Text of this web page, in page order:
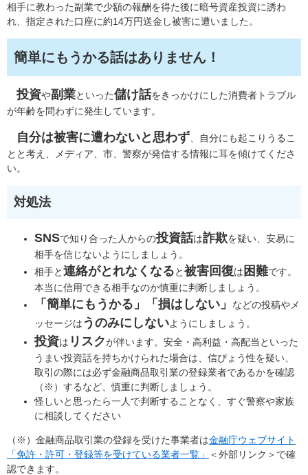
相手に教わった副業で少額の報酬を得た後に暗号資産投資に誘わ
れ、指定された口座に約14万円送金し被害に遭いました。
簡単にもうかる話はありません！
​投資や副業といった儲け話をきっかけにした消費者トラブル
が年齢を問わずに発生しています。
自分は被害に遭わないと思わず 、自分にも起こりうるこ
とと考え、メディア、市、警察が発信する情報に耳を傾けてくださ
い。
対処法
SNSで知り合った人からの投資話は詐欺を疑い、安易に
相手を信じないようにしましょう。
相手と連絡がとれなくなると被害回復は 困難です。
本当に信用できる相手なのか慎重に判断しましょう。
「簡単にもうかる」「損はしない」
などの投稿やメ
ッセージは うのみにしないようにしましょう。
投資は リスクが伴います。安全・高利益・高配当といった
うまい投資話を持ちかけられた場合は、信ぴょう性を疑い、
取引の際には必ず金融商品取引業の登録業者であるかを確認
（※）するなど、慎重に判断しましょう。
怪しいと思ったら一人で判断することなく、すぐ警察や家族
に相談してください
（※）金融商品取引業の登録を受けた事業者は金融庁ウェブサイト
「免許・許可・登録等を受けている業者一覧」
＜外部リンク＞ で確
認できます。